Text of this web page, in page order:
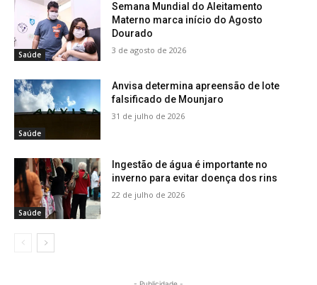
Saúde
Semana Mundial do Aleitamento
Materno marca início do Agosto
Dourado
3 de agosto de 2026
Saúde
Anvisa determina apreensão de lote
falsificado de Mounjaro
31 de julho de 2026
Saúde
Ingestão de água é importante no
inverno para evitar doença dos rins
22 de julho de 2026